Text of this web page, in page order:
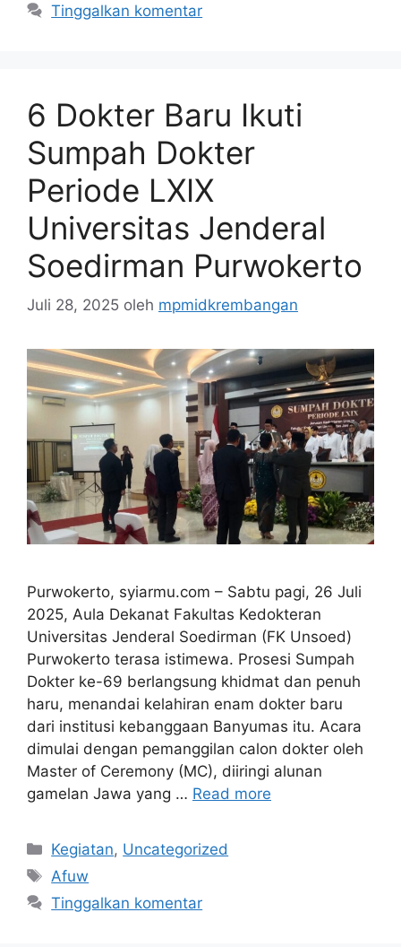
Tinggalkan komentar
6 Dokter Baru Ikuti
Sumpah Dokter
Periode LXIX
Universitas Jenderal
Soedirman Purwokerto
Juli 28, 2025 oleh mpmidkrembangan
Purwokerto, syiarmu.com – Sabtu pagi, 26 Juli
2025, Aula Dekanat Fakultas Kedokteran
Universitas Jenderal Soedirman (FK Unsoed)
Purwokerto terasa istimewa. Prosesi Sumpah
Dokter ke-69 berlangsung khidmat dan penuh
haru, menandai kelahiran enam dokter baru
dari institusi kebanggaan Banyumas itu. Acara
dimulai dengan pemanggilan calon dokter oleh
Master of Ceremony (MC), diiringi alunan
gamelan Jawa yang … Read more
Kategori
Kegiatan, Uncategorized
Tag
Afuw
Tinggalkan komentar